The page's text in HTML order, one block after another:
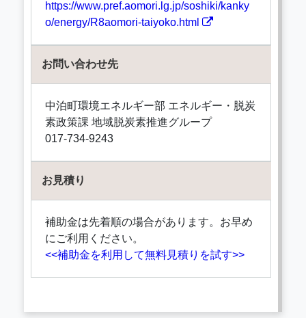
https://www.pref.aomori.lg.jp/soshiki/kanky
o/energy/R8aomori-taiyoko.html
お問い合わせ先
中泊町環境エネルギー部 エネルギー・脱炭
素政策課 地域脱炭素推進グループ
017-734-9243
お見積り
補助金は先着順の場合があります。お早め
にご利用ください。
<<補助金を利用して無料見積りを試す>>